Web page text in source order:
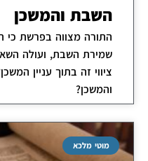
השבת והמשכן
התורה מצווה בפרשת כי
שמירת השבת, ועולה
ציווי זה בתוך עניין
והמשכן?
מוטי מלכא